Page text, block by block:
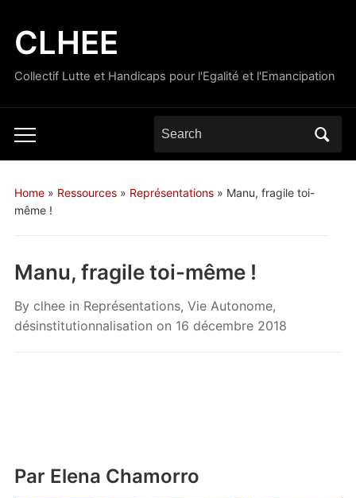
CLHEE
Collectif Lutte et Handicaps pour l'Egalité et l'Emancipation
Toggle
mobile
Search
for:
Home» Ressources» Représentations» Manu, fragile toi-
même !
Manu, fragile toi-même !
By clhee in Représentations, Vie Autonome,
désinstitutionnalisation on 16 décembre 2018
Par Elena Chamorro